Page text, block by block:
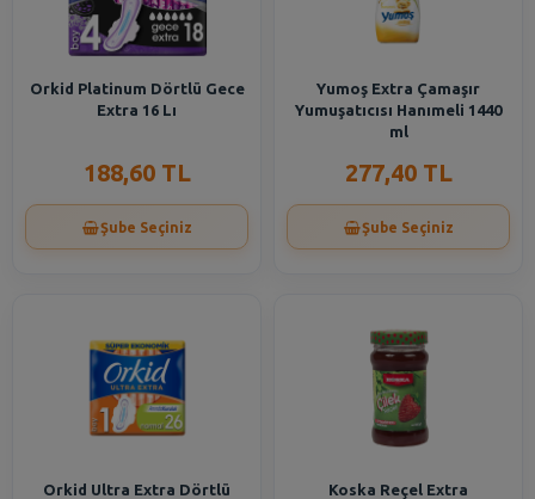
Orkid Platinum Dörtlü Gece
Extra 16 Lı
188,60 TL
Şube Seçiniz
Yumoş Extra Çamaşır
Yumuşatıcısı Hanımeli 1440
ml
277,40 TL
Şube Seçiniz
Orkid Ultra Extra Dörtlü
Koska Reçel Extra